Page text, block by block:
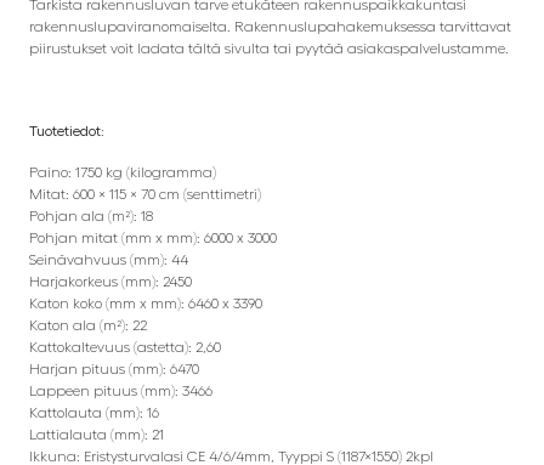
Tarkista rakennusluvan tarve etukäteen rakennuspaikkakuntasi
rakennuslupaviranomaiselta. Rakennuslupahakemuksessa tarvittavat
piirustukset voit ladata tältä sivulta tai pyytää asiakaspalvelustamme.
Tuotetiedot:
Paino: 1750 kg (kilogramma)
Mitat: 600 × 115 × 70 cm (senttimetri)
Pohjan ala (m²): 18
Pohjan mitat (mm x mm): 6000 x 3000
Seinävahvuus (mm): 44
Harjakorkeus (mm): 2450
Katon koko (mm x mm): 6460 x 3390
Katon ala (m²): 22
Kattokaltevuus (astetta): 2,60
Harjan pituus (mm): 6470
Lappeen pituus (mm): 3466
Kattolauta (mm): 16
Lattialauta (mm): 21
Ikkuna: Eristysturvalasi CE 4/6/4mm, Tyyppi S (1187×1550) 2kpl